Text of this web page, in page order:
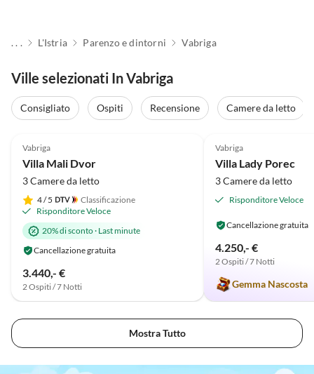
. . . L'Istria Parenzo e dintorni Vabriga
Ville selezionati In Vabriga
Consigliato Ospiti Recensione Camere da letto
Vabriga
Villa Mali Dvor
3 Camere da letto
4/ 5
Classificazione
Risponditore Veloce
20% di sconto· Last minute
Cancellazione gratuita
3.440,- €
2 Ospiti / 7 Notti
Vabriga
Villa Lady Porec
3 Camere da letto
Risponditore Veloce
Cancellazione gratuita
4.250,- €
2 Ospiti / 7 Notti
Gemma Nascosta
Mostra Tutto